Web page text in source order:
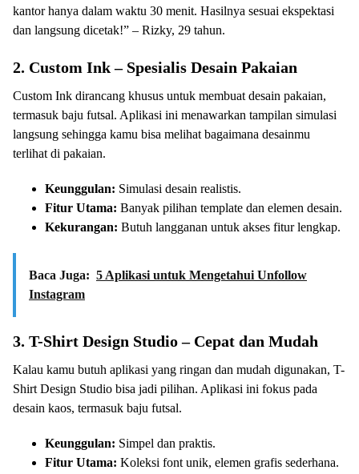
kantor hanya dalam waktu 30 menit. Hasilnya sesuai ekspektasi
dan langsung dicetak!” – Rizky, 29 tahun.
2. Custom Ink – Spesialis Desain Pakaian
Custom Ink dirancang khusus untuk membuat desain pakaian,
termasuk baju futsal. Aplikasi ini menawarkan tampilan simulasi
langsung sehingga kamu bisa melihat bagaimana desainmu
terlihat di pakaian.
Keunggulan: Simulasi desain realistis.
Fitur Utama: Banyak pilihan template dan elemen desain.
Kekurangan: Butuh langganan untuk akses fitur lengkap.
Baca Juga: 5 Aplikasi untuk Mengetahui Unfollow
Instagram
3. T-Shirt Design Studio – Cepat dan Mudah
Kalau kamu butuh aplikasi yang ringan dan mudah digunakan, T-
Shirt Design Studio bisa jadi pilihan. Aplikasi ini fokus pada
desain kaos, termasuk baju futsal.
Keunggulan: Simpel dan praktis.
Fitur Utama: Koleksi font unik, elemen grafis sederhana.